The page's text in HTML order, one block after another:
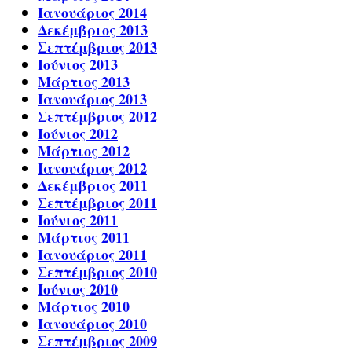
Ιανουάριος 2014
Δεκέμβριος 2013
Σεπτέμβριος 2013
Ιούνιος 2013
Μάρτιος 2013
Ιανουάριος 2013
Σεπτέμβριος 2012
Ιούνιος 2012
Μάρτιος 2012
Ιανουάριος 2012
Δεκέμβριος 2011
Σεπτέμβριος 2011
Ιούνιος 2011
Μάρτιος 2011
Ιανουάριος 2011
Σεπτέμβριος 2010
Ιούνιος 2010
Μάρτιος 2010
Ιανουάριος 2010
Σεπτέμβριος 2009